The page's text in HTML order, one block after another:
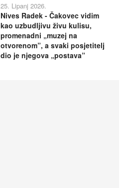
25. Lipanj 2026.
Nives Radek - Čakovec vidim
kao uzbudljivu živu kulisu,
promenadni „muzej na
otvorenom”, a svaki posjetitelj
dio je njegova „postava”